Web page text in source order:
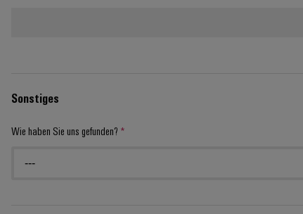
Sonstiges
Wie haben Sie uns gefunden? *
---